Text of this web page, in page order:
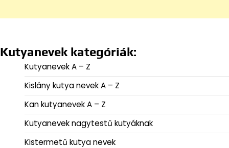
Kutyanevek kategóriák:
Kutyanevek A – Z
Kislány kutya nevek A – Z
Kan kutyanevek A – Z
Kutyanevek nagytestű kutyáknak
Kistermetű kutya nevek